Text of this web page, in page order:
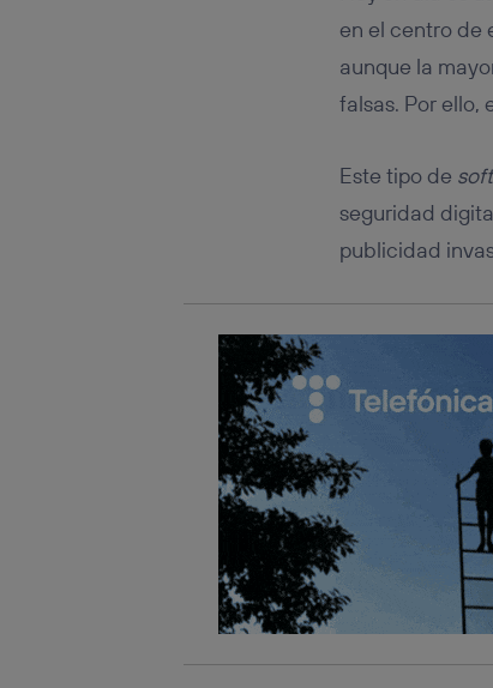
en el centro de
aunque la
falsas. Por ello,
Este tipo de
seguridad
publicidad